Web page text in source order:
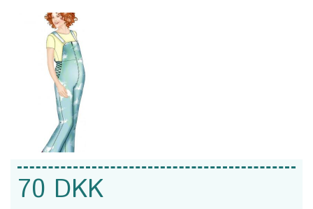
70 DKK